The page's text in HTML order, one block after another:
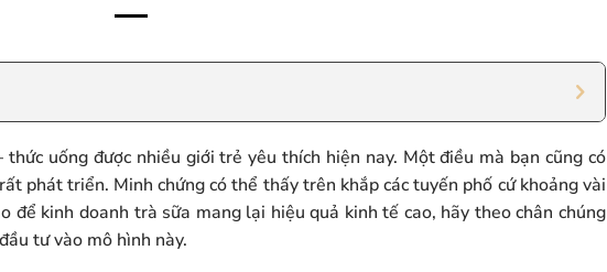
uống được nhiều giới trẻ yêu thích hiện nay. Một điều mà bạn cũng có
phát triển. Minh chứng có thể thấy trên khắp các tuyến phố cứ khoảng vài
kinh doanh trà sữa mang lại hiệu quả kinh tế cao, hãy theo chân chúng
tư vào mô hình này.